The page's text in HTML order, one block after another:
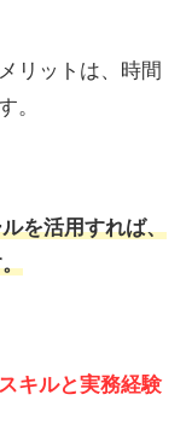
リットは、時間
。
を活用すれば、
キルと実務経験